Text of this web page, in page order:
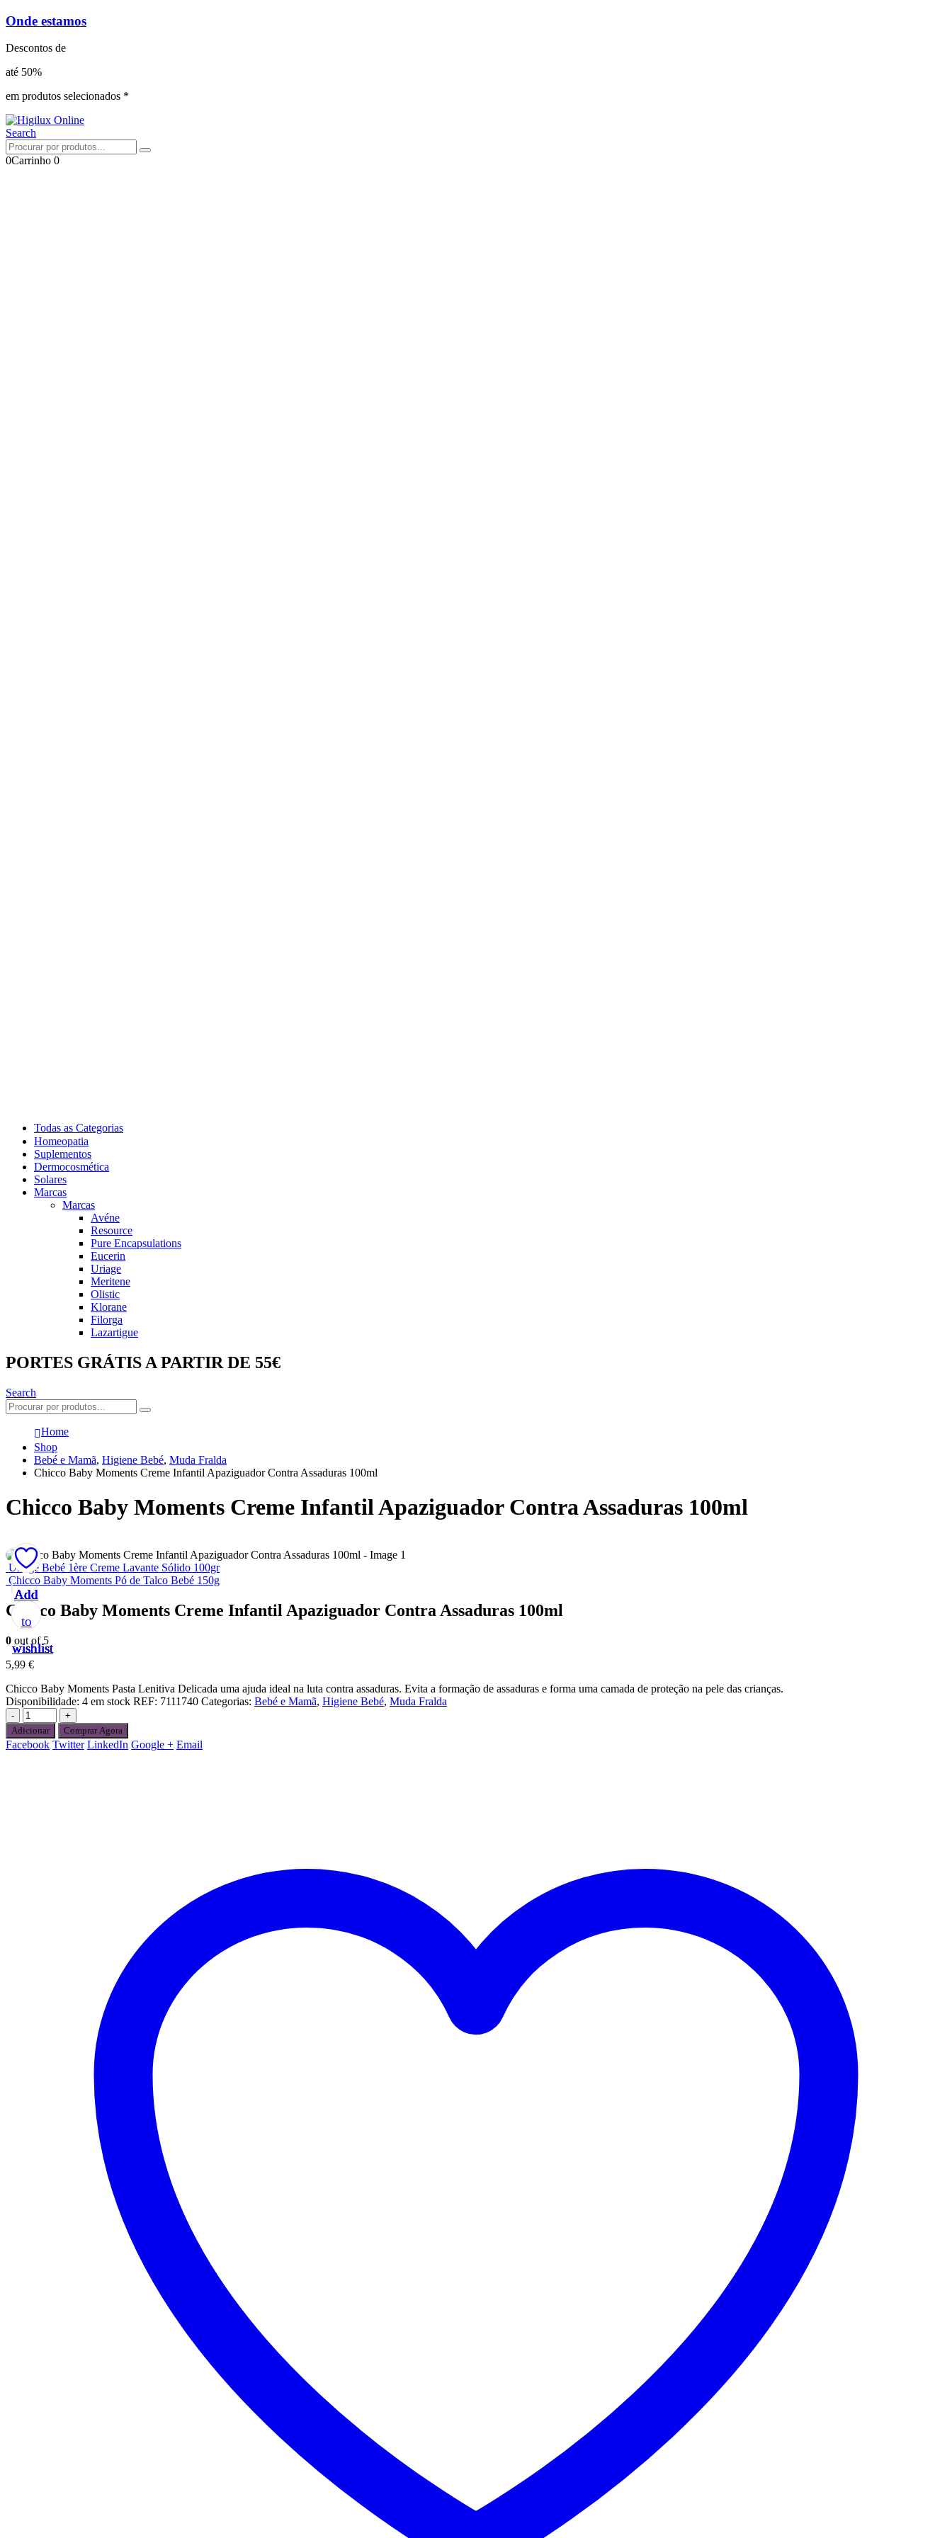
Onde estamos
Descontos de
até 50%
em produtos selecionados *
Search
0Carrinho 0
Todas as Categorias
Homeopatia
Suplementos
Dermocosmética
Solares
Marcas
Marcas
Avéne
Resource
Pure Encapsulations
Eucerin
Uriage
Meritene
Olistic
Klorane
Filorga
Lazartigue
PORTES GRÁTIS A PARTIR DE 55€
Search
Home
Shop
Bebé e Mamã, Higiene Bebé, Muda Fralda
Chicco Baby Moments Creme Infantil Apaziguador Contra Assaduras 100ml
Chicco Baby Moments Creme Infantil Apaziguador Contra Assaduras 100ml
Uriage Bebé 1ère Creme Lavante Sólido 100gr
Chicco Baby Moments Pó de Talco Bebé 150g
Chicco Baby Moments Creme Infantil Apaziguador Contra Assaduras 100ml
0 out of 5
5,99 €
Chicco Baby Moments Pasta Lenitiva Delicada uma ajuda ideal na luta contra assaduras. Evita a formação de assaduras e forma uma camada de proteção na pele das crianças.
Disponibilidade: 4 em stock REF: 7111740 Categorias: Bebé e Mamã, Higiene Bebé, Muda Fralda
-
+
Adicionar
Comprar Agora
Facebook Twitter LinkedIn Google + Email
Add
to
wishlist
Add
to
wishlist
Add
to
wishlist
Add
to
wishlist
Add
to
wishlist